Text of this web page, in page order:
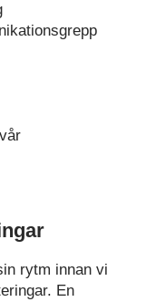
rytm innan vi
En